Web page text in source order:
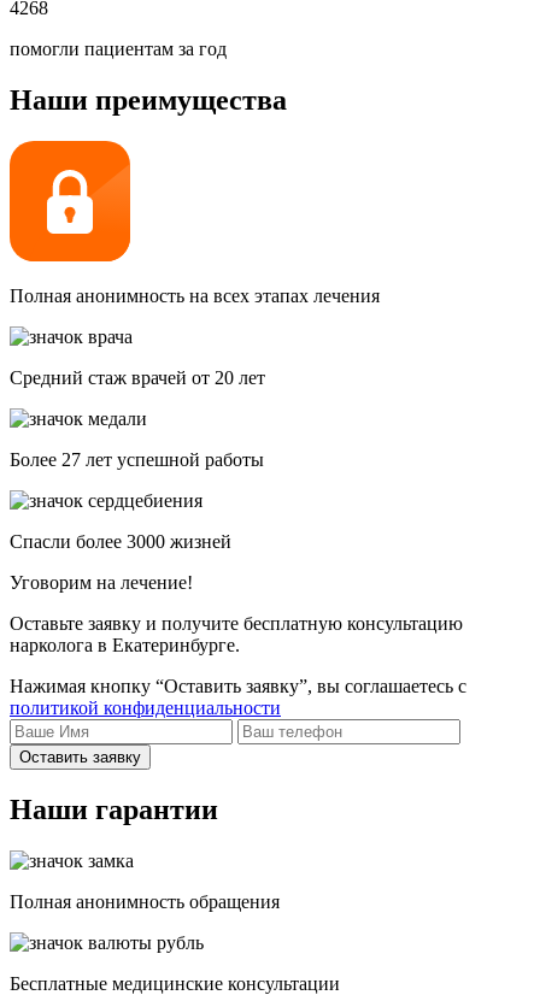
4268
помогли пациентам за год
Наши преимущества
Полная анонимность на всех этапах лечения
Средний стаж врачей от 20 лет
Более 27 лет успешной работы
Спасли более 3000 жизней
Уговорим на лечение!
Оставьте заявку и получите бесплатную консультацию
нарколога в Екатеринбурге.
Нажимая кнопку “Оставить заявку”, вы соглашаетесь с
политикой конфиденциальности
Оставить заявку
Наши гарантии
Полная анонимность обращения
Бесплатные медицинские консультации